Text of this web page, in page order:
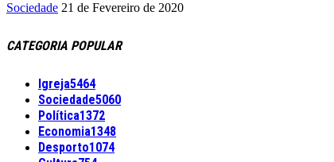
Sociedade 21 de Fevereiro de 2020
CATEGORIA POPULAR
Igreja5464
Sociedade5060
Política1372
Economia1348
Desporto1074